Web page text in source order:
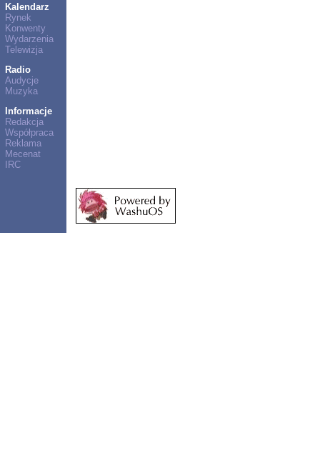
Kalendarz
Rynek
Konwenty
Wydarzenia
Telewizja
Radio
Audycje
Muzyka
Informacje
Redakcja
Współpraca
Reklama
Mecenat
IRC